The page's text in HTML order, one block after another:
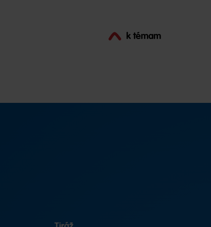
k témam